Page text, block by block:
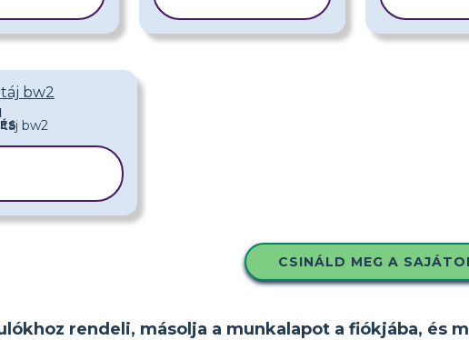
bw2
CSINÁLD MEG A
rendeli, másolja a munkalapot a fiókjába, és